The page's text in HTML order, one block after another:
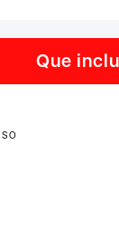
Que